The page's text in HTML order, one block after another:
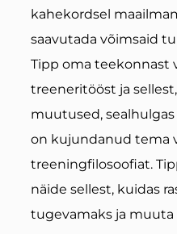
kahekordsel
saavutada võimsaid
Tipp oma teekonnast
treeneritööst ja
muutused,
on kujundanud tema
treeningfilosoofiat.
näide sellest, kuidas
tugevamaks ja